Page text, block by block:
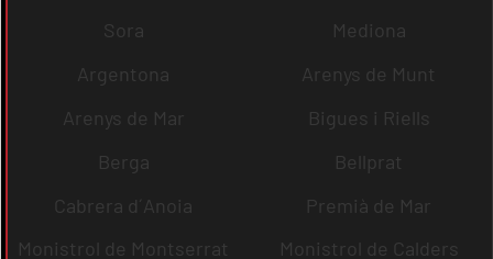
Sora
Mediona
Argentona
Arenys de Munt
Arenys de Mar
Bigues i Riells
Berga
Bellprat
Cabrera d´Anoia
Premià de Mar
Monistrol de Montserrat
Monistrol de Calders